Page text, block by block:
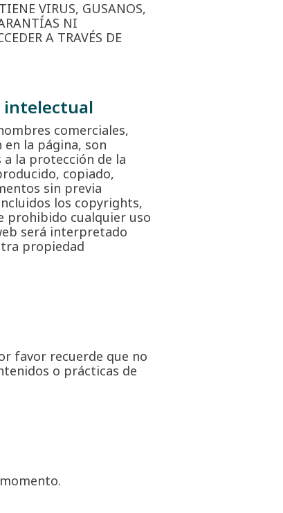
VIRUS, GUSANOS,
NI
A TRAVÉS DE
intelectual
comerciales,
la página, son
la protección de la
copiado,
sin previa
los copyrights,
prohibido cualquier uso
será interpretado
propiedad
favor recuerde que no
o prácticas de